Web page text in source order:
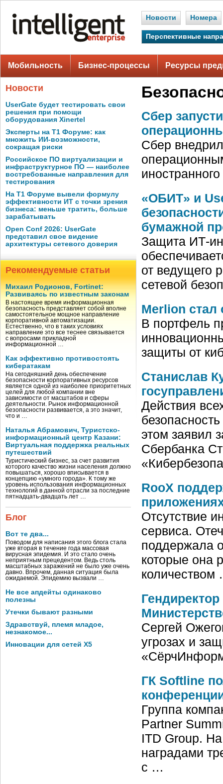
Новости Номера
Перспективные
Мобильность Бизнес-процессы Ресурсы
Новости
UserGate будет тестировать свои
решения при помощи
оборудования Xinertel
Эксперты на Т1 Форуме: как
множить ИИ-возможности,
сокращая риски
Российское ПО виртуализации и
инфраструктурное ПО — наиболее
востребованные направления для
тестирования
На Т1 Форуме вывели формулу
эффективности ИТ с точки зрения
бизнеса: меньше тратить, больше
зарабатывать
Open Conf 2026: UserGate
представил свое видение
архитектуры сетевого доверия
Рекомендуемые статьи
Михаил Родионов, Fortinet:
Развиваясь по известным законам
В настоящее время информационная
безопасность представляет собой вполне
самостоятельное мощное направление
корпоративной автоматизации.
Естественно, что в таких условиях
направление это все теснее связывается
с вопросами прикладной
информационной …
Как эффективно противостоять
кибератакам
На сегодняшний день обеспечение
безопасности корпоративных ресурсов
является одной из наиболее приоритетных
целей для любой компании вне
зависимости от масштабов и сферы
деятельности. Рынок информационной
безопасности развивается, а это значит,
что и …
Наталья Абрамович, Туристско-
информационный центр Казани:
Виртуальная поддержка реальных
путешествий
Туристический бизнес, за счет развития
которого качество жизни населения должно
повышаться, хорошо вписывается в
концепцию «умного города». К тому же
уровень использования информационных
технологий в данной отрасли за последние
пятнадцать-двадцать лет …
Блог
Вот те два...
Поводом для написания этого блога стала
уже вторая в течение года массовая
вирусная эпидемия. И это стало очень
неприятным прецедентом. Ведь столь
масштабных заражений не было уже очень
давно. Впрочем, данная ситуация была
ожидаемой. Эпидемию вызвали …
Не все апдейты одинаково
полезны
Утечки бывают разными
Здравствуй, племя младое,
незнакомое...
Инновации для сетей X5
Сбер
Сбер
«ОБИТ» и
бумажной
Защита ИТ-
от ведущего
сетевой
Merlion
В портфель
защиты от
Станислав
Действия
этом заявил
Сбербанка
RooX
Отсутствие
сервиса.
поддержала
которые она
количеством
Сергей
угрозах и
ГК Softline
Группа
Partner
ITD Group.
наградами
с …